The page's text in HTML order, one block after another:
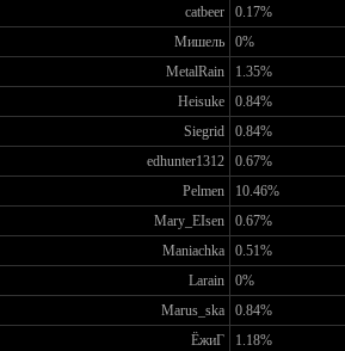
catbeer
0.17%
Мишель
0%
MetalRain
1.35%
Heisuke
0.84%
Siegrid
0.84%
edhunter1312
0.67%
Pelmen
10.46%
Mary_EIsen
0.67%
Maniachka
0.51%
Larain
0%
Marus_ska
0.84%
ЁжиГ
1.18%